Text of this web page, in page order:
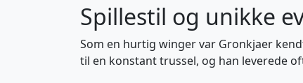
Spillestil og unikke
Som en hurtig winger var Gronkjaer
til en konstant trussel, og han leverede